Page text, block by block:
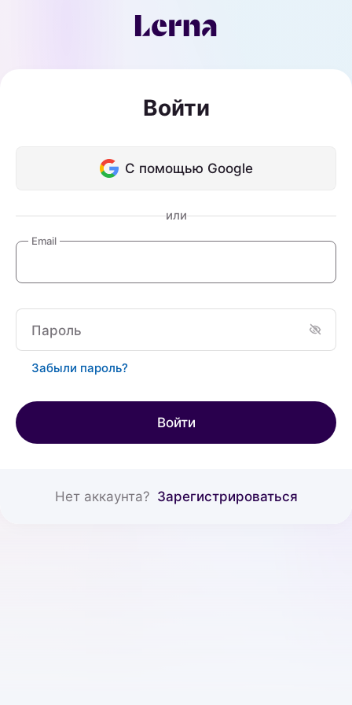
Войти
С помощью Google
или
Email
Пароль
Забыли пароль?
Войти
Нет аккаунта? Зарегистрироваться